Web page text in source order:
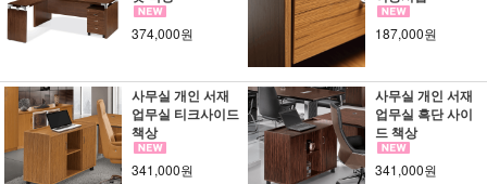
374,000원 187,000원
사무실 개인 서재
업무실 티크사이드
책상
341,000원
사무실 개인 서재
업무실 흑단 사이
드 책상
341,000원